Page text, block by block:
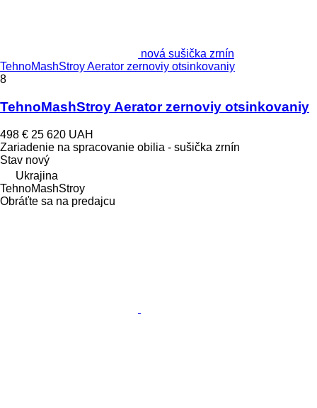
nová sušička zrnín
TehnoMashStroy Aerator zernoviy otsinkovaniy
8
TehnoMashStroy Aerator zernoviy otsinkovaniy
498 € 25 620 UAH
Zariadenie na spracovanie obilia - sušička zrnín
Stav nový
Ukrajina
TehnoMashStroy
Obráťte sa na predajcu